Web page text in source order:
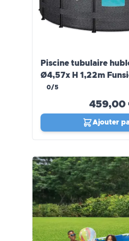
Piscine tubulaire
Ø4,57x H 1,22m
0/5
459,00
Ajouter